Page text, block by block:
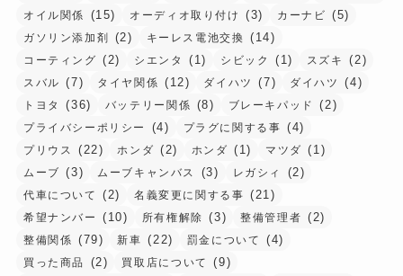
オイル関係 (15) オーディオ取り付け (3) カーナビ (5)
ガソリン添加剤 (2) キーレス電池交換 (14)
コーティング (2) シエンタ (1) シビック (1) スズキ (2)
スバル (7) タイヤ関係 (12) ダイハツ (7) ダイハツ (4)
トヨタ (36) バッテリー関係 (8) ブレーキパッド (2)
プライバシーポリシー (4) プラグに関する事 (4)
プリウス (22) ホンダ (2) ホンダ (1) マツダ (1)
ムーブ (3) ムーブキャンバス (3) レガシィ (2)
代車について (2) 名義変更に関する事 (21)
希望ナンバー (10) 所有権解除 (3) 整備管理者 (2)
整備関係 (79) 新車 (22) 罰金について (4)
買った商品 (2) 買取店について (9)